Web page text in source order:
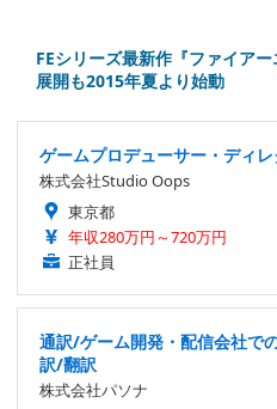
FEシリーズ最新作『ファイア
展開も2015年夏より始動
ゲームプロデューサー・ディ
株式会社Studio Oops
東京都
年収280万円～720万円
正社員
通訳/ゲーム開発・配信会社で
訳/翻訳
株式会社パソナ